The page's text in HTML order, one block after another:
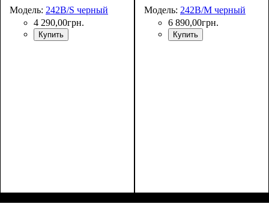
Модель: 242B/S черный
4 290,00грн.
Купить
Модель: 242B/M черный
6 890,00грн.
Купить